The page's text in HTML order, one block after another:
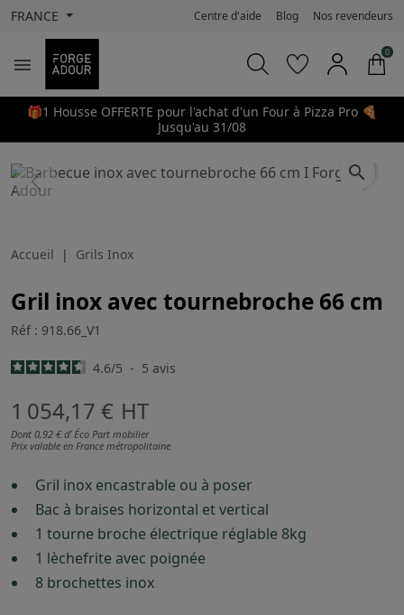
FRANCE Centre d'aide Blog Nos revendeurs

0
🎁1 Housse OFFERTE pour l'achat d'un Four à Pizza Pro 🍕
Jusqu'au 31/08
Previous
search
Accueil Grils Inox
Gril inox avec tournebroche 66 cm
Réf : 918.66_V1
4.6/5 - 5 avis
1 054,17 € HT
Dont 0,92 € d’ Éco Part mobilier
Prix valable en France métropolitaine
Gril inox encastrable ou à poser
Bac à braises horizontal et vertical
1 tourne broche électrique réglable 8kg
1 lèchefrite avec poignée
8 brochettes inox